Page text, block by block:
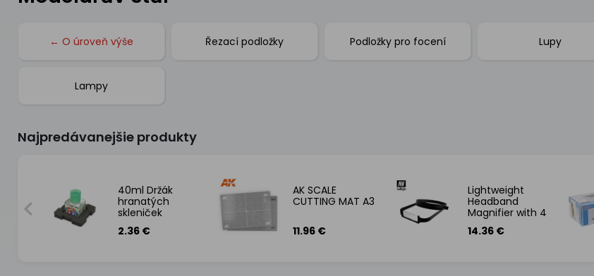
← O úroveň výše Řezací podložky Podložky pro focení Lupy
Lampy
Najpredávanejšie produkty
40ml Držák
hranatých
skleniček
Tamiya
2.36 €
AK SCALE
CUTTING MAT A3
11.96 €
Lightweight
Headband
Magnifier with 4
Lenses
14.36 €